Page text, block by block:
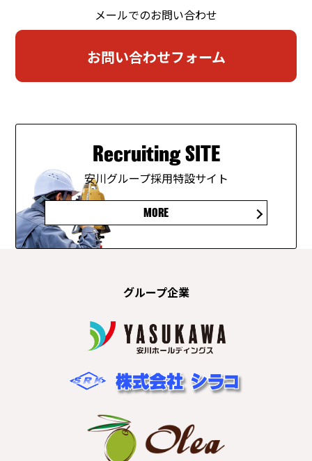
メールでのお問い合わせ
お問い合わせフォーム
Recruiting SITE
安川グループ採用特設サイト
MORE
グループ企業